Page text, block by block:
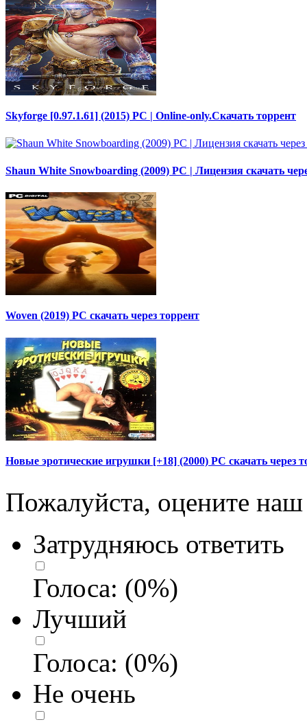
Skyforge [0.97.1.61] (2015) PC | Online-only.Скачать торрент
Shaun White Snowboarding (2009) PC | Лицензия скачать
Woven (2019) PC скачать через торрент
Новые эротические игрушки [+18] (2000) PC скачать через
Пожалуйста, оцените наш
Затрудняюсь ответить
Голоса: (0%)
Лучший
Голоса: (0%)
Не очень